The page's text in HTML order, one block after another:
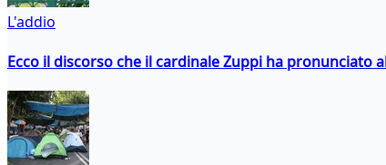
L'addio
Ecco il discorso che il cardinale Zuppi ha pronunciato